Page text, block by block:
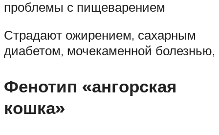
проблемы с пищеварением
Страдают ожирением, сахарным
диабетом, мочекаменной болезнью,
Фенотип «ангорская
кошка»